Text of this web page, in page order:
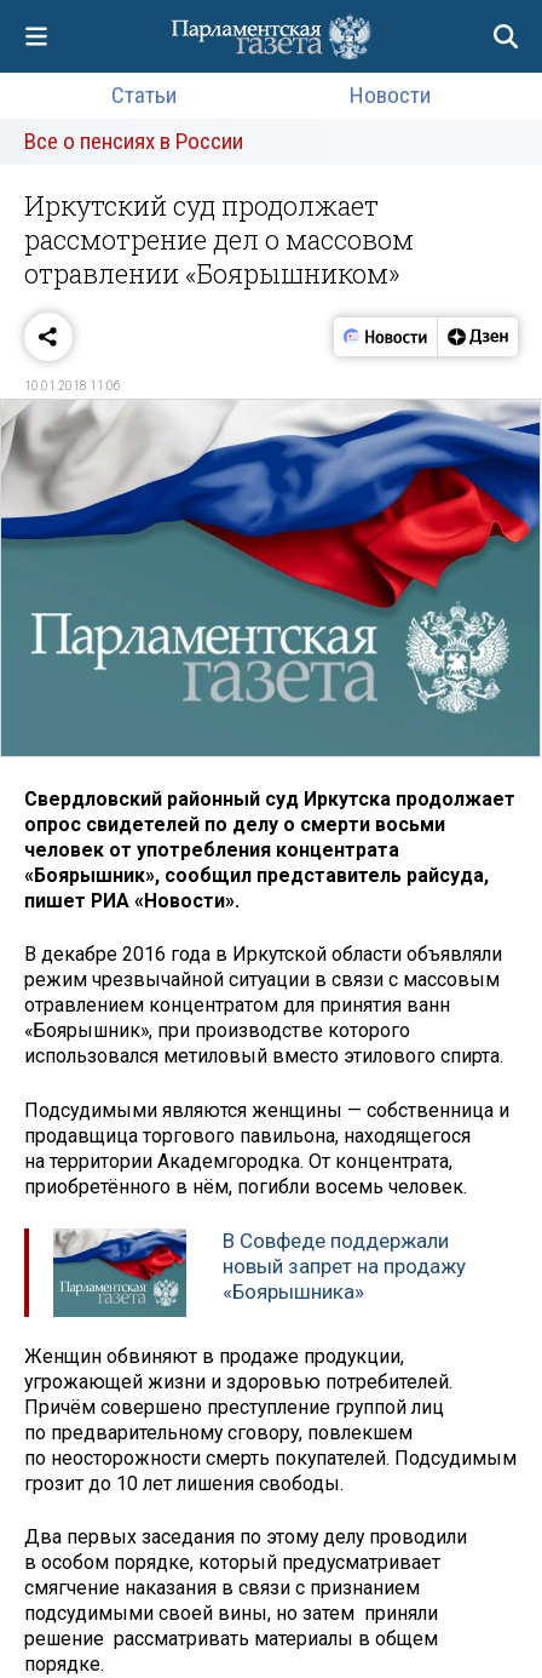
Статьи
Новости
Все о пенсиях в России
Иркутский суд продолжает
рассмотрение дел о массовом
отравлении «Боярышником»
10.01.2018 11:06
Свердловский районный суд Иркутска продолжает
опрос свидетелей по делу о смерти восьми
человек от употребления концентрата
«Боярышник», сообщил представитель райсуда,
пишет РИА «Новости».
В декабре 2016 года в Иркутской области объявляли
режим чрезвычайной ситуации в связи с массовым
отравлением концентратом для принятия ванн
«Боярышник», при производстве которого
использовался метиловый вместо этилового спирта.
Подсудимыми являются женщины — собственница и
продавщица торгового павильона, находящегося
на территории Академгородка. От концентрата,
приобретённого в нём, погибли восемь человек.
В Совфеде поддержали
новый запрет на продажу
«Боярышника»
Женщин обвиняют в продаже продукции,
угрожающей жизни и здоровью потребителей.
Причём совершено преступление группой лиц
по предварительному сговору, повлекшем
по неосторожности смерть покупателей. Подсудимым
грозит до 10 лет лишения свободы.
Два первых заседания по этому делу проводили
в особом порядке, который предусматривает
смягчение наказания в связи с признанием
подсудимыми своей вины, но затем приняли
решение рассматривать материалы в общем
порядке.